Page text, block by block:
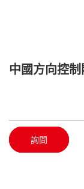
中國方向控
詢問